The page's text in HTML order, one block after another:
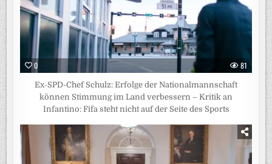
0 81
Ex-SPD-Chef Schulz: Erfolge der Nationalmannschaft
können Stimmung im Land verbessern – Kritik an
Infantino: Fifa steht nicht auf der Seite des Sports